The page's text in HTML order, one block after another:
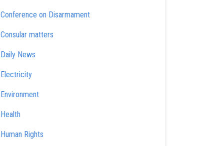
Conference on Disarmament
Consular matters
Daily News
Electricity
Environment
Health
Human Rights